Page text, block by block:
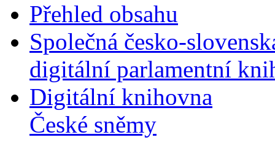
Přehled obsahu
Společná česko-
digitální parlamentní
Digitální knihovna
České sněmy